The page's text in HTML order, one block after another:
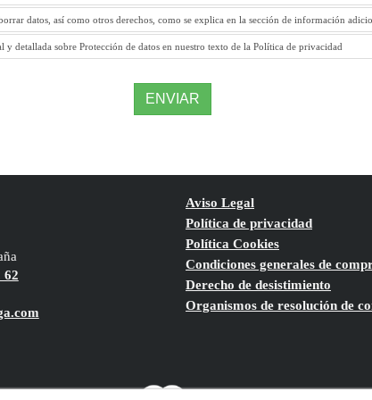
datos, así como otros derechos, como se explica en la sección de información
detallada sobre Protección de datos en nuestro texto de la Política de privacidad
ENVIAR
62
Aviso Legal
Política de privacidad
Política Cookies
Condiciones generales de
Derecho de desistimiento
Organismos de resolución de